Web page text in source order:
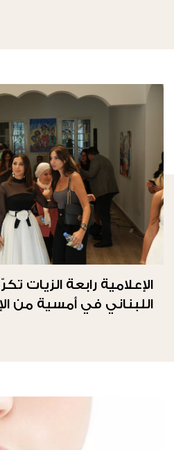
الإعلامية رابعة الزيات
اللبناني في أمسية من